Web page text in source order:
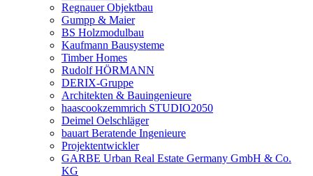
Regnauer Objektbau
Gumpp & Maier
BS Holzmodulbau
Kaufmann Bausysteme
Timber Homes
Rudolf HÖRMANN
DERIX-Gruppe
Architekten & Bauingenieure
haascookzemmrich STUDIO2050
Deimel Oelschläger
bauart Beratende Ingenieure
Projektentwickler
GARBE Urban Real Estate Germany GmbH & Co.
KG